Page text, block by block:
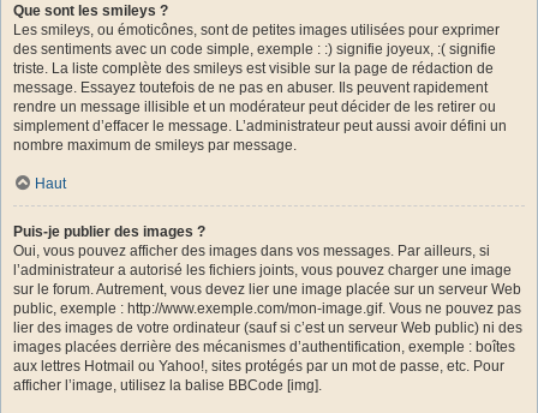
Que sont les smileys ?
Les smileys, ou émoticônes, sont de petites images utilisées pour exprimer
des sentiments avec un code simple, exemple : :) signifie joyeux, :( signifie
triste. La liste complète des smileys est visible sur la page de rédaction de
message. Essayez toutefois de ne pas en abuser. Ils peuvent rapidement
rendre un message illisible et un modérateur peut décider de les retirer ou
simplement d’effacer le message. L’administrateur peut aussi avoir défini un
nombre maximum de smileys par message.
Haut
Puis-je publier des images ?
Oui, vous pouvez afficher des images dans vos messages. Par ailleurs, si
l’administrateur a autorisé les fichiers joints, vous pouvez charger une image
sur le forum. Autrement, vous devez lier une image placée sur un serveur Web
public, exemple : http://www.exemple.com/mon-image.gif. Vous ne pouvez pas
lier des images de votre ordinateur (sauf si c’est un serveur Web public) ni des
images placées derrière des mécanismes d’authentification, exemple : boîtes
aux lettres Hotmail ou Yahoo!, sites protégés par un mot de passe, etc. Pour
afficher l’image, utilisez la balise BBCode [img].